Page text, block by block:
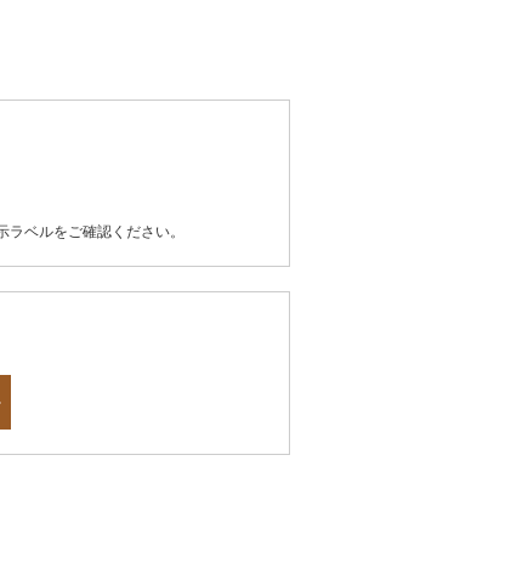
ベルをご確認ください。